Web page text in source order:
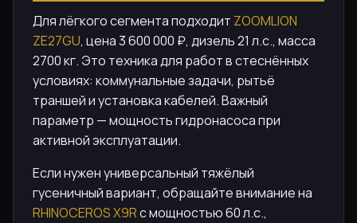
Для лёгкого сегмента подходит ZOOMLION
ZE27GU, цена 3 600 000 ₽, дизель 21 л.с., масса
2700 кг. Это техника для работ в стеснённых
условиях: коммунальные задачи, рытьё
траншей и установка кабелей. Важный
параметр — мощность гидронасоса при
активной эксплуатации.
Если нужен универсальный тяжёлый
гусеничный вариант, обращайте внимание на
RHINOCEROS X9Rс мощностью 60 л.с.,